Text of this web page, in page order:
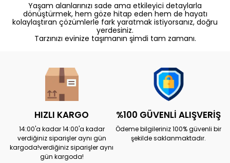
Yaşam alanlarınızı sade ama etkileyici detaylarla
dönüştürmek, hem göze hitap eden hem de hayatı
kolaylaştıran çözümlerle fark yaratmak istiyorsanız, doğru
yerdesiniz.
Tarzınızı evinize taşımanın şimdi tam zamanı.
HIZLI KARGO
14:00'a kadar 14:00'a kadar
verdiğiniz siparişler aynı gün
kargoda!verdiğiniz siparişler aynı
gün kargoda!
%100 GÜVENLİ ALIŞVERİŞ
Ödeme bilgileriniz 100% güvenli bir
şekilde saklanmaktadır.